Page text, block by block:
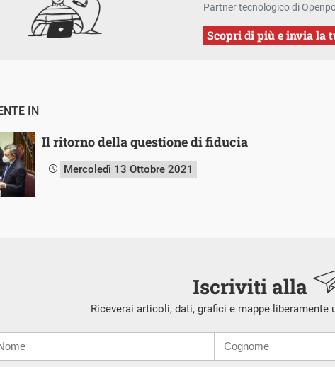
Partner tecnologico di
Scopri di più e invia la
IN
Il ritorno della questione di fiducia
Mercoledì 13 Ottobre 2021
Iscriviti alla
Riceverai articoli, dati, grafici e mappe